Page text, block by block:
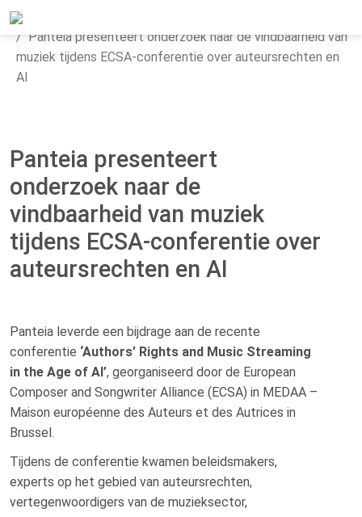
Home
Panteia presenteert onderzoek naar de vindbaarheid van
muziek tijdens ECSA-conferentie over auteursrechten en
AI
Panteia presenteert
onderzoek naar de
vindbaarheid van muziek
tijdens ECSA-conferentie over
auteursrechten en AI
Panteia leverde een bijdrage aan de recente
conferentie ‘Authors’ Rights and Music Streaming
in the Age of AI’, georganiseerd door de European
Composer and Songwriter Alliance (ECSA) in MEDAA –
Maison européenne des Auteurs et des Autrices in
Brussel.
Tijdens de conferentie kwamen beleidsmakers,
experts op het gebied van auteursrechten,
vertegenwoordigers van de muzieksector,